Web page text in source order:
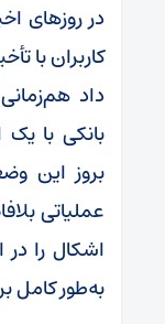
در روزهای
کاربران با
داد
بانکی با
بروز این
عملیاتی
اشکال را
به‌طور